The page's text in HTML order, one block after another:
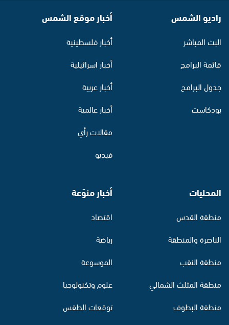
راديو الشمس
البث المباشر
قائمة البرامج
جدول البرامج
بودكاست
أخبار موقع الشمس
أخبار فلسطينية
أخبار اسرائيلية
أخبار عربية
أخبار عالمية
مقالات رأي
فيديو
المحليات
منطقة القدس
الناصرة والمنطقة
منطقة النقب
منطقة المثلث الشمالي
منطقة البطوف
أخبار منوّعة
اقتصاد
رياضة
الموسوعة
علوم وتكنولوجيا
توقعات الطقس